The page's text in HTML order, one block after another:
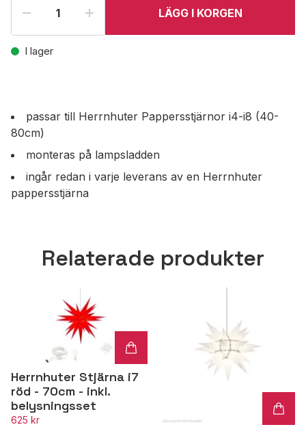
LÄGG I KORGEN
I lager
passar till Herrnhuter Pappersstjärnor i4-i8 (40-
80cm)
monteras på lampsladden
ingår redan i varje leverans av en Herrnhuter
pappersstjärna
Relaterade produkter
Herrnhuter Stjärna i7
röd - 70cm - inkl.
belysningsset
625 kr